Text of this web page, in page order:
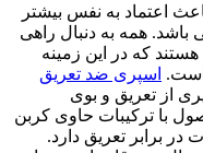
اعتماد به نفس بیشتر
باشد. همه به دنبال راهی
که در این زمینه
است. اسپری ضد تعریق
از تعریق و بوی
با ترکیبات حاوی کربن
در برابر تعریق دارد.